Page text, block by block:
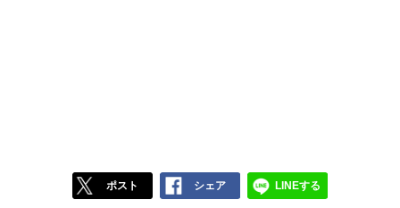
ポスト シェア LINEする